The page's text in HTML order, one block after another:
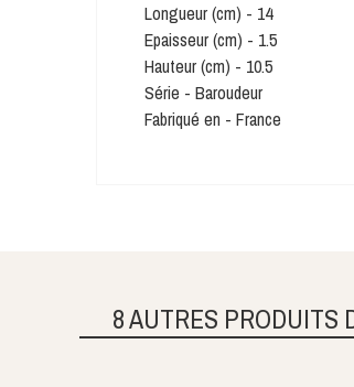
Longueur (cm) - 14
Epaisseur (cm) - 1.5
Hauteur (cm) - 10.5
Série - Baroudeur
Fabriqué en - France
8 AUTRES PRODUITS